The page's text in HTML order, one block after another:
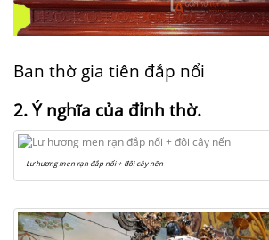
Ban thờ gia tiên đắp nổi
2. Ý nghĩa của đỉnh thờ.
Lư hương men rạn đắp nổi + đôi cây nến